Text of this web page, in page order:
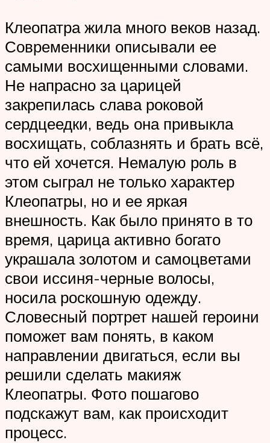
Клеопатра жила много веков назад.
Современники описывали ее
самыми восхищенными словами.
Не напрасно за царицей
закрепилась слава роковой
сердцеедки, ведь она привыкла
восхищать, соблазнять и брать всё,
что ей хочется. Немалую роль в
этом сыграл не только характер
Клеопатры, но и ее яркая
внешность. Как было принято в то
время, царица активно богато
украшала золотом и самоцветами
свои иссиня-черные волосы,
носила роскошную одежду.
Словесный портрет нашей героини
поможет вам понять, в каком
направлении двигаться, если вы
решили сделать макияж
Клеопатры. Фото пошагово
подскажут вам, как происходит
процесс.